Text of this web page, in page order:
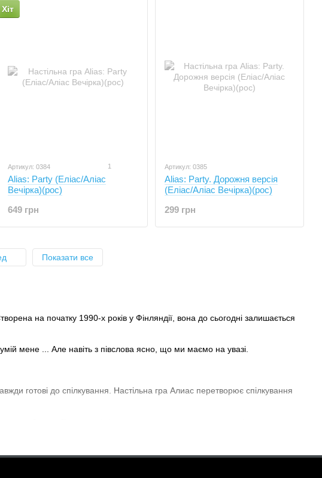
на початку 1990-х років у Фінляндії, вона до сьогодні залишається
мене ... Але навіть з півслова ясно, що ми маємо на увазі.
готові до спілкування. Настільна гра Алиас перетворює спілкування
швидко, придумувати безліч версій відповідей, уважно слухати і
Хіт
Артикул: 0384 1
Alias: Party (Еліас/Аліас
Вечірка)(рос)
649 грн
Артикул: 0385
Alias: Party. Дорожня версія
(Еліас/Аліас Вечірка)(рос)
299 грн
Показати все